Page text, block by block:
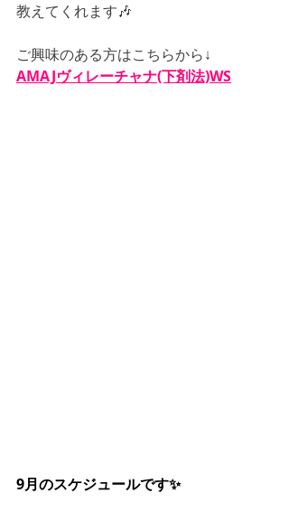
教えてくれます🎶
ご興味のある方はこちらから↓
AMAJヴィレーチャナ(下剤法)WS
9月のスケジュールです✨